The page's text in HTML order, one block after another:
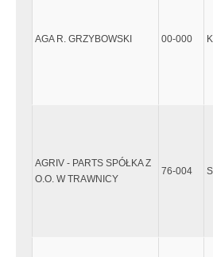
AGA R. GRZYBOWSKI 00-000
AGRIV - PARTS SPÓŁKA Z
O.O. W TRAWNICY
76-004